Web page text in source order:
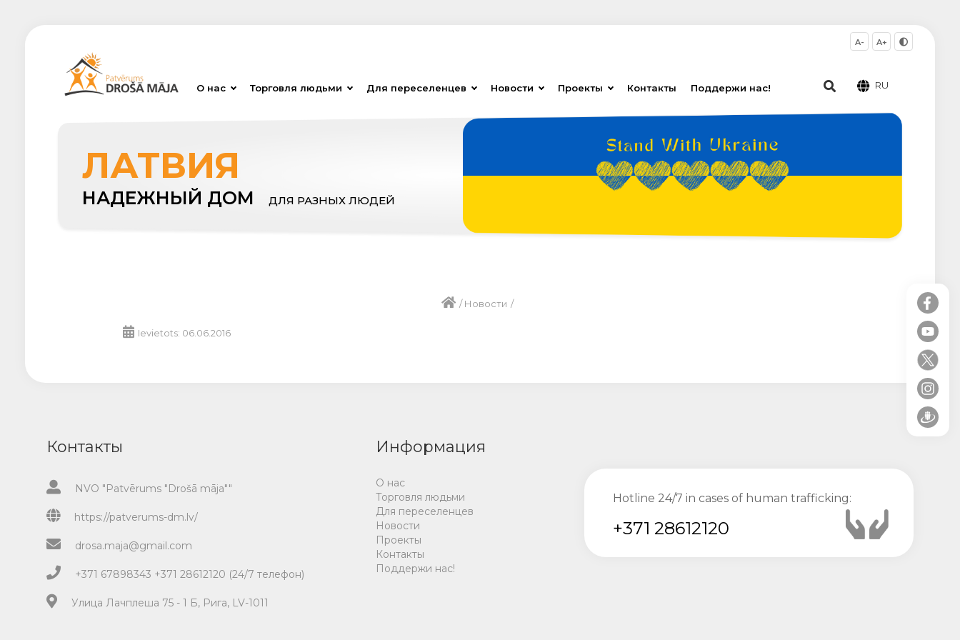
О нас Торговля людьми Для переселенцев Новости Проекты Контакты Поддержи нас!
A- A+
RU
ЛАТВИЯ
НАДЕЖНЫЙ ДОМ ДЛЯ РАЗНЫХ ЛЮДЕЙ
/Новости /
Ievietots: 06.06.2016
Контакты
NVO "Patvērums "Drošā māja""
https://patverums-dm.lv/
drosa.maja@gmail.com
+371 67898343 +371 28612120 (24/7 телефон)
Улица Лачплеша 75 - 1 Б, Рига, LV-1011
Информация
О нас
Торговля людьми
Для переселенцев
Новости
Проекты
Контакты
Поддержи нас!
Hotline 24/7 in cases of human trafficking:
+371 28612120